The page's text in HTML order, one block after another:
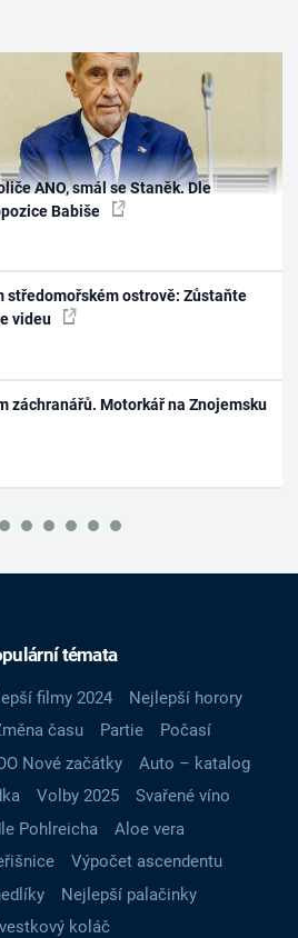
ANO, smál se Staněk. Dle
Babiše
středomořském ostrově: Zůstaňte
videu
záchranářů. Motorkář na Znojemsku
témata
filmy 2024
Nejlepší horory
času Partie
Počasí
Nové začátky
Auto – katalog
Volby 2025
Svařené víno
Pohlreicha
Aloe vera
Výpočet ascendentu
Nejlepší palačinky
koláč